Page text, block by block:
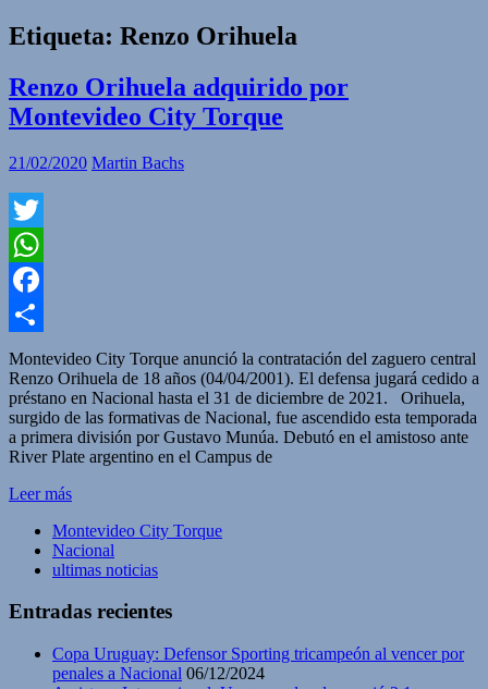
Etiqueta: Renzo Orihuela
Renzo Orihuela adquirido por
Montevideo City Torque
21/02/2020 Martin Bachs
Twitter
WhatsApp
Facebook
Compartir
Montevideo City Torque anunció la contratación del zaguero central
Renzo Orihuela de 18 años (04/04/2001). El defensa jugará cedido a
préstano en Nacional hasta el 31 de diciembre de 2021. Orihuela,
surgido de las formativas de Nacional, fue ascendido esta temporada
a primera división por Gustavo Munúa. Debutó en el amistoso ante
River Plate argentino en el Campus de
Leer más
Montevideo City Torque
Nacional
ultimas noticias
Entradas recientes
Copa Uruguay: Defensor Sporting tricampeón al vencer por
penales a Nacional 06/12/2024